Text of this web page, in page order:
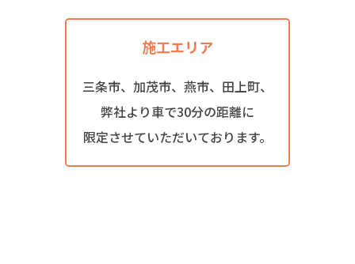
施工エリア
三条市、加茂市、燕市、田上町、
弊社より車で30分の距離に
限定させていただいております。